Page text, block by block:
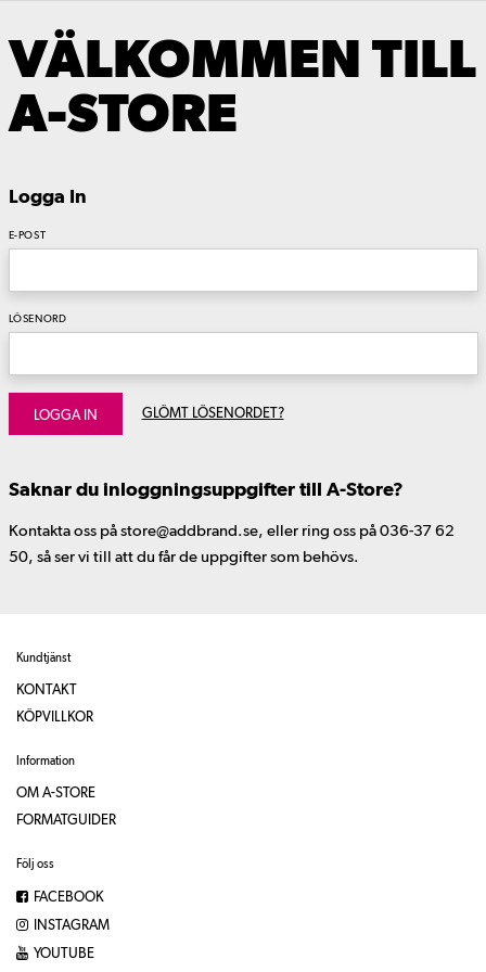
VÄLKOMMEN TILL
A-STORE
Logga In
E-POST
LÖSENORD
LOGGA IN GLÖMT LÖSENORDET?
Saknar du inloggningsuppgifter till A-Store?
Kontakta oss på store@addbrand.se, eller ring oss på 036-37 62
50, så ser vi till att du får de uppgifter som behövs.
Kundtjänst
KONTAKT
KÖPVILLKOR
Information
OM A-STORE
FORMATGUIDER
Följ oss
FACEBOOK
INSTAGRAM
YOUTUBE